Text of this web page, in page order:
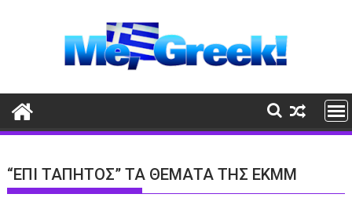
“ΕΠΙ ΤΑΠΗΤΟΣ” ΤΑ ΘΕΜΑΤΑ ΤΗΣ ΕΚΜΜ